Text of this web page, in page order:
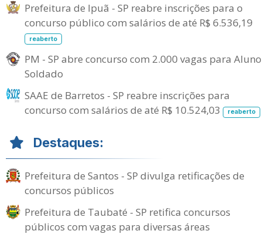
Prefeitura de Ipuã - SP reabre inscrições para o
concurso público com salários de até R$ 6.536,19
reaberto
PM - SP abre concurso com 2.000 vagas para
Soldado
SAAE de Barretos - SP reabre inscrições para
concurso com salários de até R$ 10.524,03
reaberto
Destaques:
Prefeitura de Santos - SP divulga retificações de
concursos públicos
Prefeitura de Taubaté - SP retifica concursos
públicos com vagas para diversas áreas